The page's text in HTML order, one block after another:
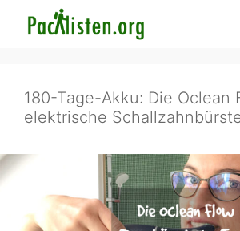
Inhalt
180-Tage-Akku: Die Oclean
elektrische